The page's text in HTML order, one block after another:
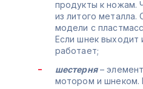
продукты к ножам.
из литого
модели с
Если шнек выходит
работает;
шестерня–
мотором и шнеком.